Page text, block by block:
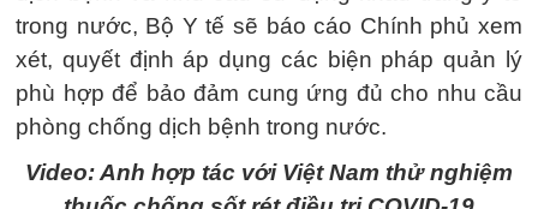
trong nước, Bộ Y tế sẽ báo cáo Chính phủ xem
xét, quyết định áp dụng các biện pháp quản lý
phù hợp để bảo đảm cung ứng đủ cho nhu cầu
phòng chống dịch bệnh trong nước.
Video: Anh hợp tác với Việt Nam thử nghiệm